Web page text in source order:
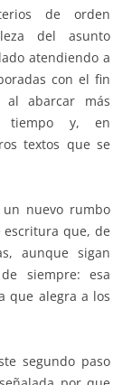
de orden
del asunto
atendiendo a
con el fin
abarcar más
tiempo y, en
textos que se
nuevo rumbo
que, de
aunque sigan
siempre: esa
que alegra a los
segundo paso